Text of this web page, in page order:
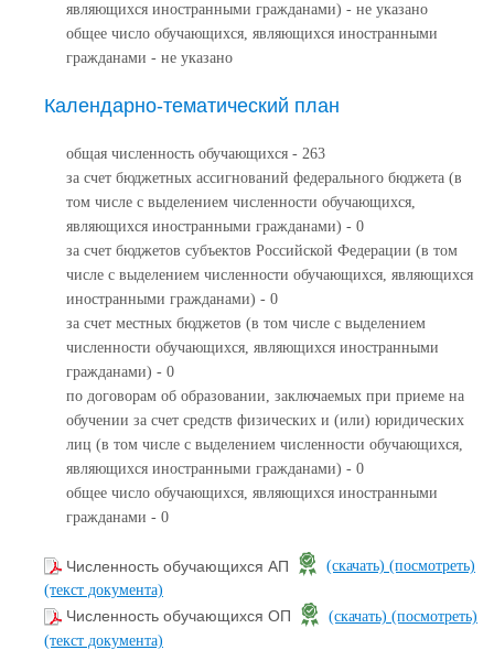
являющихся иностранными гражданами) - не указано
общее число обучающихся, являющихся иностранными
гражданами - не указано
Календарно-тематический план
общая численность обучающихся - 263
за счет бюджетных ассигнований федерального бюджета (в
том числе с выделением численности обучающихся,
являющихся иностранными гражданами) - 0
за счет бюджетов субъектов Российской Федерации (в том
числе с выделением численности обучающихся, являющихся
иностранными гражданами) - 0
за счет местных бюджетов (в том числе с выделением
численности обучающихся, являющихся иностранными
гражданами) - 0
по договорам об образовании, заключаемых при приеме на
обучении за счет средств физических и (или) юридических
лиц (в том числе с выделением численности обучающихся,
являющихся иностранными гражданами) - 0
общее число обучающихся, являющихся иностранными
гражданами - 0
Численность обучающихся АП (скачать) (посмотреть)
(текст документа)
Численность обучающихся ОП (скачать) (посмотреть)
(текст документа)